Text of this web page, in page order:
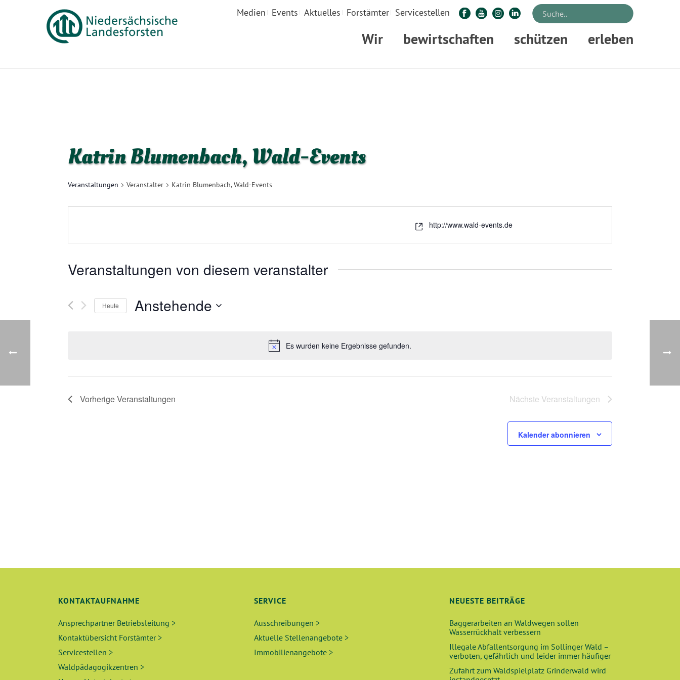
Medien Events Aktuelles Forstämter Servicestellen
Wir bewirtschaften schützen erleben
Es wurden keine Ergebnisse gefunden.
Katrin Blumenbach, Wald-Events
Veranstaltungen Veranstalter Katrin Blumenbach, Wald-Events
http://www.wald-events.de
Veranstaltungen von diesem veranstalter
Heute Anstehende
VorherigeVeranstaltungen Nächste Veranstaltungen
Kalender abonnieren
KONTAKTAUFNAHME
Ansprechpartner Betriebsleitung >
Kontaktübersicht Forstämter >
Servicestellen >
Waldpädagogikzentren >
SERVICE
Ausschreibungen >
Aktuelle Stellenangebote >
Immobilienangebote >
NEUESTE BEITRÄGE
Baggerarbeiten an Waldwegen sollen
Wasserrückhalt verbessern
Illegale Abfallentsorgung im Sollinger Wald –
verboten, gefährlich und leider immer häufiger
Zufahrt zum Waldspielplatz Grinderwald wird